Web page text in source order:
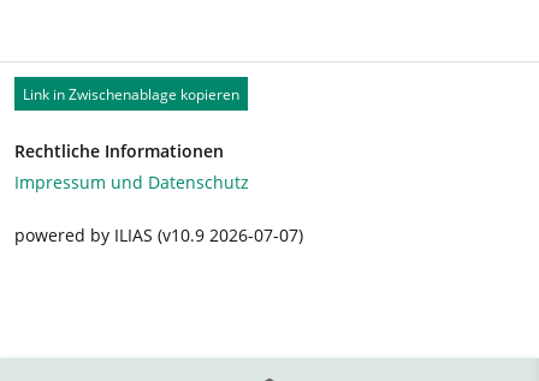
Link in Zwischenablage kopieren
Rechtliche Informationen
Impressum und Datenschutz
powered by ILIAS (v10.9 2026-07-07)